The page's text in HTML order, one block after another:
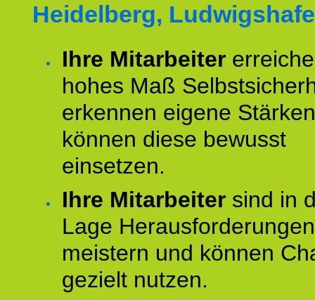
Heidelberg,
Ihre Mitarbeiter
hohes Maß
erkennen eigene
können diese bewusst
einsetzen.
Ihre Mitarbeiter sind in
Lage
meistern und können
gezielt nutzen.